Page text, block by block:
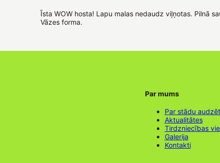
Īsta WOW hosta! Lapu malas nedaudz viļņotas. Pilnā
Vāzes forma.
Par mums
Par stādu
Aktualitātes
Tirdzniecības
Galerija
Kontakti